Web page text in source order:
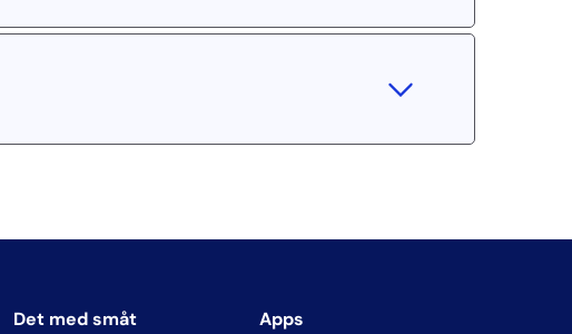
Det med småt Apps